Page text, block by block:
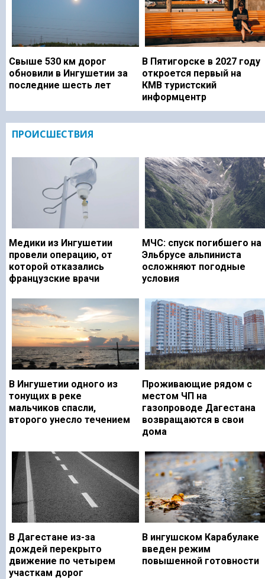
Свыше 530 км дорог
обновили в Ингушетии за
последние шесть лет
В Пятигорске в 2027 году
откроется первый на
КМВ туристский
информцентр
ПРОИСШЕСТВИЯ
Медики из Ингушетии
провели операцию, от
которой отказались
французские врачи
МЧС: спуск погибшего на
Эльбрусе альпиниста
осложняют погодные
условия
В Ингушетии одного из
тонущих в реке
мальчиков спасли,
второго унесло течением
Проживающие рядом с
местом ЧП на
газопроводе Дагестана
возвращаются в свои
дома
В Дагестане из-за
дождей перекрыто
движение по четырем
участкам дорог
В ингушском Карабулаке
введен режим
повышенной готовности